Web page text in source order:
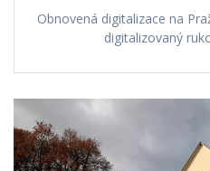
Obnovená digitalizace na
digitalizovaný